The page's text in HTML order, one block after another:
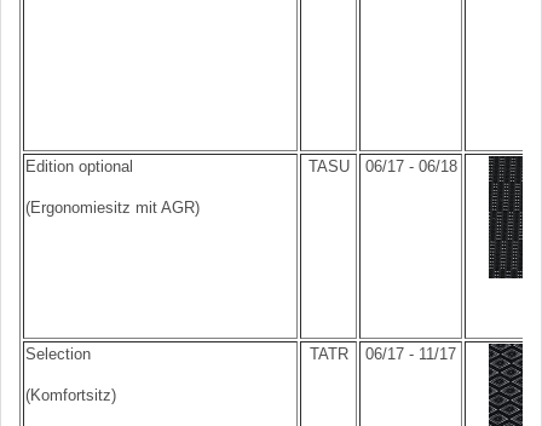
Edition optional
(Ergonomiesitz mit AGR)
TASU 06/17 - 06/18
Selection
(Komfortsitz)
TATR 06/17 - 11/17